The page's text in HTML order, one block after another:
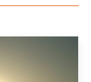
: